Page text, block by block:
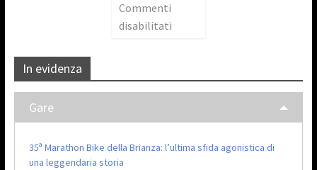
Commenti
disabilitati
In evidenza
Gare
35ª Marathon Bike della Brianza: l’ultima sfida agonistica di
una leggendaria storia